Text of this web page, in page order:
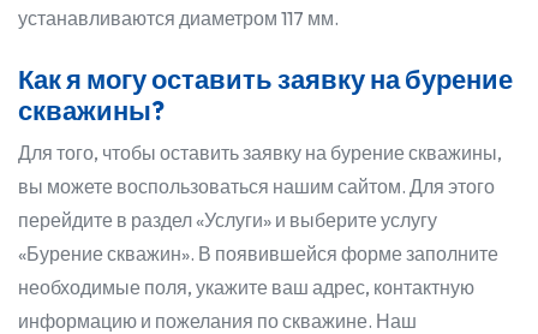
устанавливаются диаметром 117 мм.
Как я могу оставить заявку на бурение
скважины?
Для того, чтобы оставить заявку на бурение скважины,
вы можете воспользоваться нашим сайтом. Для этого
перейдите в раздел «Услуги» и выберите услугу
«Бурение скважин». В появившейся форме заполните
необходимые поля, укажите ваш адрес, контактную
информацию и пожелания по скважине. Наш